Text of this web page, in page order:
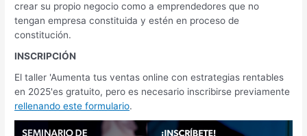
crear su propio negocio como a emprendedores que no
tengan empresa constituida y estén en proceso de
constitución.
INSCRIPCIÓN
El taller 'Aumenta tus ventas online con estrategias rentables
en 2025'es gratuito, pero es necesario inscribirse previamente
rellenando este formulario.